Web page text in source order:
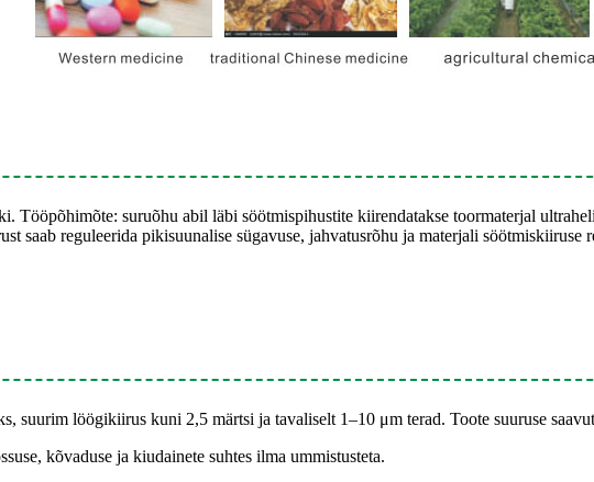
Tööpõhimõte: suruõhu abil läbi söötmispihustite kiirendatakse toormaterjal
saab reguleerida pikisuunalise sügavuse, jahvatusrõhu ja materjali
suurim löögikiirus kuni 2,5 märtsi ja tavaliselt 1–10 μm terad. Toote suuruse
kõvaduse ja kiudainete suhtes ilma ummistusteta.